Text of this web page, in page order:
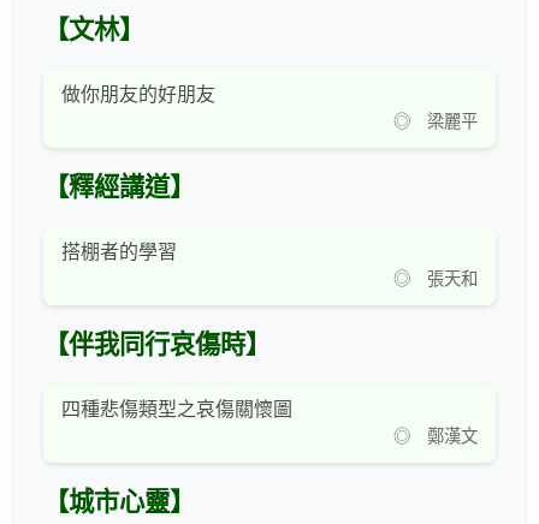
【文林】
做你朋友的好朋友
◎ 梁麗平
【釋經講道】
搭棚者的學習
◎ 張天和
【伴我同行哀傷時】
四種悲傷類型之哀傷關懷圖
◎ 鄭漢文
【城市心靈】